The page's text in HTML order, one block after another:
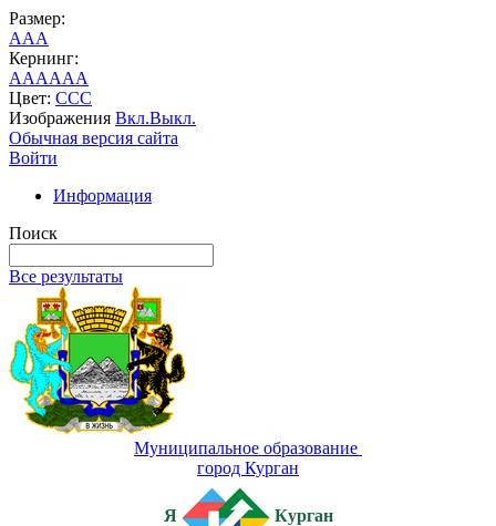
Размер:
AAA
Кернинг:
AAAAAA
Цвет: CCC
Изображения Вкл.Выкл.
Обычная версия сайта
Войти
Информация
Поиск
Все результаты
Муниципальное образование
город Курган
Я Курган